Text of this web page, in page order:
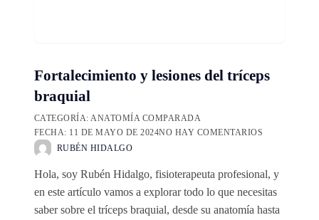
Fortalecimiento y lesiones del tríceps
braquial
CATEGORÍA: ANATOMÍA COMPARADA
FECHA: 11 DE MAYO DE 2024NO HAY COMENTARIOS
RUBÉN HIDALGO
Hola, soy Rubén Hidalgo, fisioterapeuta profesional, y
en este artículo vamos a explorar todo lo que necesitas
saber sobre el tríceps braquial, desde su anatomía hasta